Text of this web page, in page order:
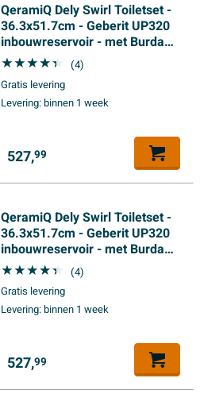
QeramiQ Dely Swirl Toiletset -
36.3x51.7cm - Geberit UP320
inbouwreservoir - met Burda
frame - slimzitting - glans witte
bedieningsplaat - rechthoekige
knoppen - wit mat
(4)
Gratis levering
Levering:binnen 1 week
527,99
QeramiQ Dely Swirl Toiletset -
36.3x51.7cm - Geberit UP320
inbouwreservoir - met Burda
frame - slim zitting - mat
zwarte bedieningsplaat - ronde
knoppen - wit mat
(4)
Gratis levering
Levering:binnen 1 week
527,99